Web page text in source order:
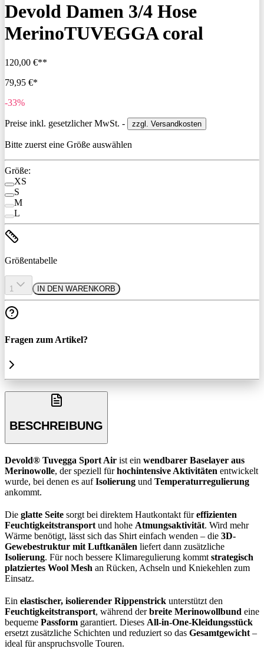
Devold Damen 3/4 Hose
MerinoTUVEGGA coral
120,00 €**
79,95 €*
-33%
Preise inkl. gesetzlicher MwSt. - zzgl. Versandkosten
Bitte zuerst eine Größe auswählen
Größe:
XS
S
M
L
Größentabelle
1 IN DEN WARENKORB
Fragen zum Artikel?
BESCHREIBUNG
Devold® Tuvegga Sport Air ist ein wendbarer Baselayer aus
Merinowolle, der speziell fürhochintensive Aktivitäten entwickelt
wurde, bei denen es aufIsolierung und Temperaturregulierung
ankommt.
Die glatte Seite sorgt bei direktem Hautkontakt füreffizienten
Feuchtigkeitstransport und hohe Atmungsaktivität. Wird mehr
Wärme benötigt, lässt sich das Shirt einfach wenden – die 3D-
Gewebestruktur mit Luftkanälen liefert dann zusätzliche
Isolierung. Für noch bessere Klimaregulierung kommt strategisch
platziertes Wool Mesh an Rücken, Achseln und Kniekehlen zum
Einsatz.
Ein elastischer, isolierender Rippenstrick unterstützt den
Feuchtigkeitstransport, während derbreite Merinowollbund eine
bequeme Passform garantiert. Dieses All-in-One-Kleidungsstück
ersetzt zusätzliche Schichten und reduziert so das Gesamtgewicht –
ideal für anspruchsvolle Touren.